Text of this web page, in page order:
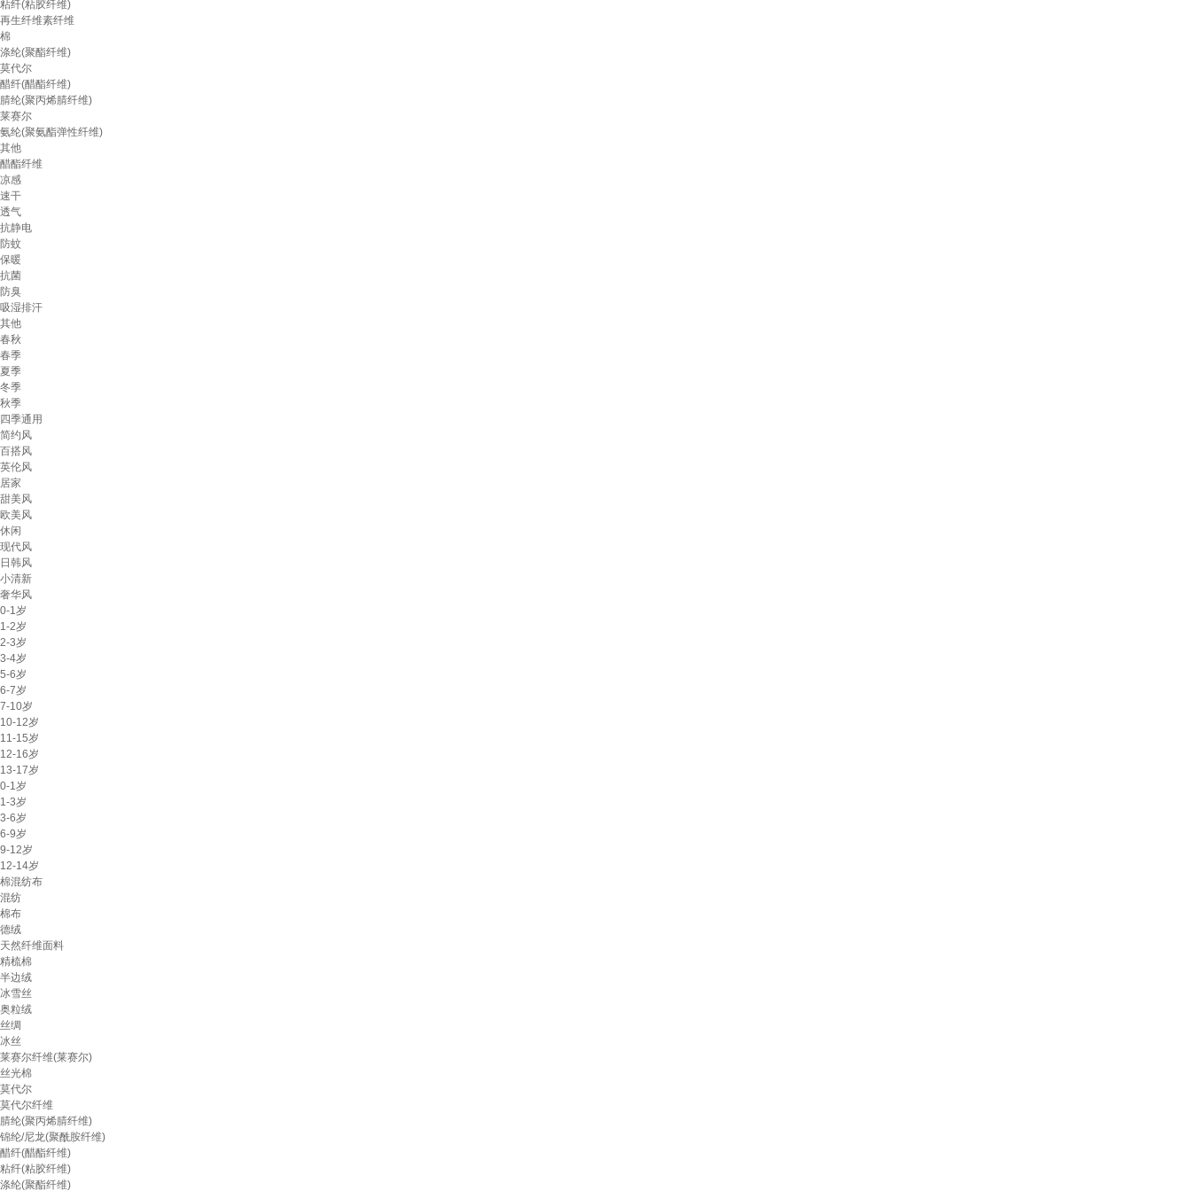
粘纤(粘胶纤维)
再生纤维素纤维
棉
涤纶(聚酯纤维)
莫代尔
醋纤(醋酯纤维)
腈纶(聚丙烯腈纤维)
莱赛尔
氨纶(聚氨酯弹性纤维)
其他
醋酯纤维
凉感
速干
透气
抗静电
防蚊
保暖
抗菌
防臭
吸湿排汗
其他
春秋
春季
夏季
冬季
秋季
四季通用
简约风
百搭风
英伦风
居家
甜美风
欧美风
休闲
现代风
日韩风
小清新
奢华风
0-1岁
1-2岁
2-3岁
3-4岁
5-6岁
6-7岁
7-10岁
10-12岁
11-15岁
12-16岁
13-17岁
0-1岁
1-3岁
3-6岁
6-9岁
9-12岁
12-14岁
棉混纺布
混纺
棉布
德绒
天然纤维面料
精梳棉
半边绒
冰雪丝
奥粒绒
丝绸
冰丝
莱赛尔纤维(莱赛尔)
丝光棉
莫代尔
莫代尔纤维
腈纶(聚丙烯腈纤维)
锦纶/尼龙(聚酰胺纤维)
醋纤(醋酯纤维)
粘纤(粘胶纤维)
涤纶(聚酯纤维)